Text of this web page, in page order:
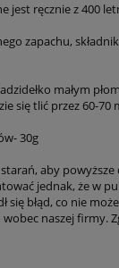
jest ręcznie z 400
zapachu,
małym
się tlić przez 60-70
30g
aby
jednak, że w
się błąd, co nie
naszej firmy.